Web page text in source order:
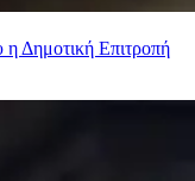
Δημοτική Επιτροπή